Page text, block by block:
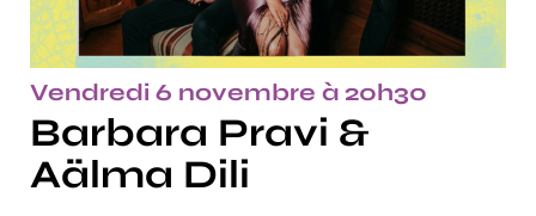
Vendredi 6 novembre à 20h30
Barbara Pravi &
Aälma Dili